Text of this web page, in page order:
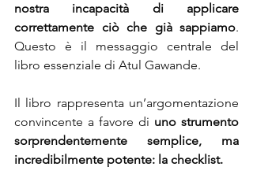
nostra incapacità di applicare
correttamente ciò che già sappiamo.
Questo è il messaggio centrale del
libro essenziale di Atul Gawande.
Il libro rappresenta un’argomentazione
convincente a favore di uno strumento
sorprendentemente semplice, ma
incredibilmente potente: la checklist.